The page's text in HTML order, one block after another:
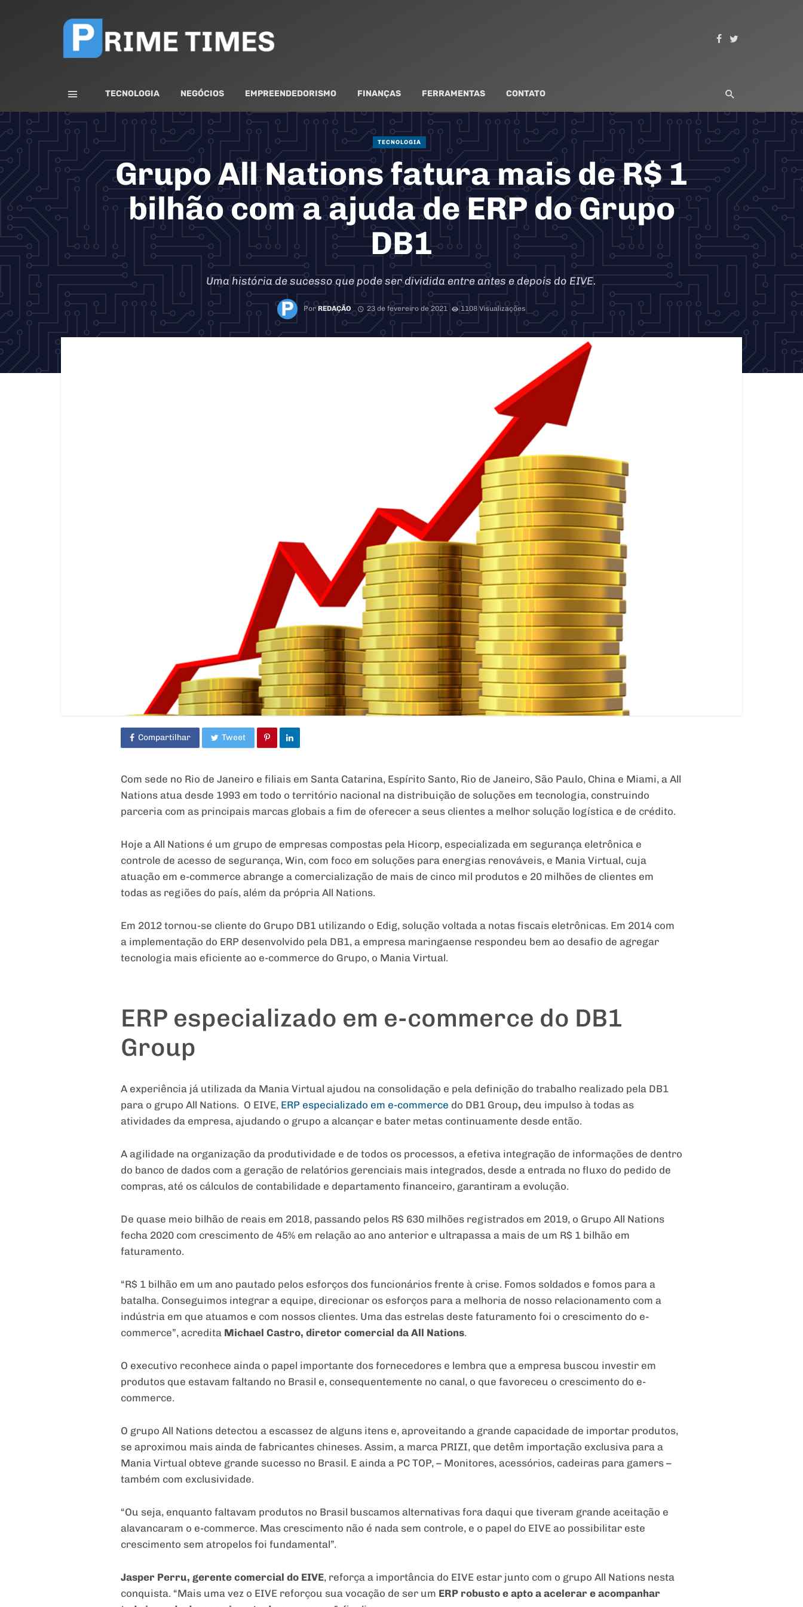
TECNOLOGIA NEGÓCIOS EMPREENDEDORISMO FINANÇAS FERRAMENTAS CONTATO
TECNOLOGIA
Grupo All Nations fatura mais de R$ 1
bilhão com a ajuda de ERP do Grupo
DB1
Uma história de sucesso que pode ser dividida entre antes e depois do EIVE.
PorREDAÇÃO 23 de fevereiro de 2021 1108 Visualizações
Compartilhar Tweet
Com sede no Rio de Janeiro e filiais em Santa Catarina, Espírito Santo, Rio de Janeiro, São Paulo, China e Miami, a All
Nations atua desde 1993 em todo o território nacional na distribuição de soluções em tecnologia, construindo
parceria com as principais marcas globais a fim de oferecer a seus clientes a melhor solução logística e de crédito.
Hoje a All Nations é um grupo de empresas compostas pela Hicorp, especializada em segurança eletrônica e
controle de acesso de segurança, Win, com foco em soluções para energias renováveis, e Mania Virtual, cuja
atuação em e-commerce abrange a comercialização de mais de cinco mil produtos e 20 milhões de clientes em
todas as regiões do país, além da própria All Nations.
Em 2012 tornou-se cliente do Grupo DB1 utilizando o Edig, solução voltada a notas fiscais eletrônicas. Em 2014 com
a implementação do ERP desenvolvido pela DB1, a empresa maringaense respondeu bem ao desafio de agregar
tecnologia mais eficiente ao e-commerce do Grupo, o Mania Virtual.
ERP especializado em e-commerce do DB1
Group
A experiência já utilizada da Mania Virtual ajudou na consolidação e pela definição do trabalho realizado pela DB1
para o grupo All Nations. O EIVE, ERP especializado em e-commerce do DB1 Group, deu impulso à todas as
atividades da empresa, ajudando o grupo a alcançar e bater metas continuamente desde então.
A agilidade na organização da produtividade e de todos os processos, a efetiva integração de informações de dentro
do banco de dados com a geração de relatórios gerenciais mais integrados, desde a entrada no fluxo do pedido de
compras, até os cálculos de contabilidade e departamento financeiro, garantiram a evolução.
De quase meio bilhão de reais em 2018, passando pelos R$ 630 milhões registrados em 2019, o Grupo All Nations
fecha 2020 com crescimento de 45% em relação ao ano anterior e ultrapassa a mais de um R$ 1 bilhão em
faturamento.
“R$ 1 bilhão em um ano pautado pelos esforços dos funcionários frente à crise. Fomos soldados e fomos para a
batalha. Conseguimos integrar a equipe, direcionar os esforços para a melhoria de nosso relacionamento com a
indústria em que atuamos e com nossos clientes. Uma das estrelas deste faturamento foi o crescimento do e-
commerce”, acredita Michael Castro, diretor comercial da All Nations.
O executivo reconhece ainda o papel importante dos fornecedores e lembra que a empresa buscou investir em
produtos que estavam faltando no Brasil e, consequentemente no canal, o que favoreceu o crescimento do e-
commerce.
O grupo All Nations detectou a escassez de alguns itens e, aproveitando a grande capacidade de importar produtos,
se aproximou mais ainda de fabricantes chineses. Assim, a marca PRIZI, que detêm importação exclusiva para a
Mania Virtual obteve grande sucesso no Brasil. E ainda a PC TOP, – Monitores, acessórios, cadeiras para gamers –
também com exclusividade.
“Ou seja, enquanto faltavam produtos no Brasil buscamos alternativas fora daqui que tiveram grande aceitação e
alavancaram o e-commerce. Mas crescimento não é nada sem controle, e o papel do EIVE ao possibilitar este
crescimento sem atropelos foi fundamental”.
Jasper Perru, gerente comercial do EIVE, reforça a importância do EIVE estar junto com o grupo All Nations nesta
conquista. “Mais uma vez o EIVE reforçou sua vocação de ser um ERP robusto e apto a acelerar e acompanhar